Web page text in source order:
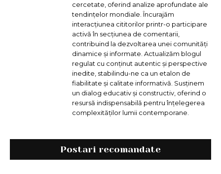
cercetate, oferind analize aprofundate ale
tendințelor mondiale. Încurajăm
interacțiunea cititorilor printr-o participare
activă în secțiunea de comentarii,
contribuind la dezvoltarea unei comunități
dinamice și informate. Actualizăm blogul
regulat cu conținut autentic și perspective
inedite, stabilindu-ne ca un etalon de
fiabilitate și calitate informativă. Susținem
un dialog educativ și constructiv, oferind o
resursă indispensabilă pentru înțelegerea
complexităților lumii contemporane.
Postari recomandate